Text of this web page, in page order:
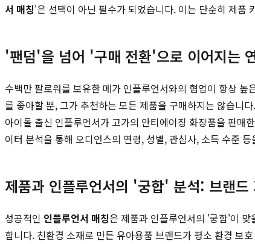
서 매칭'은 선택이 아닌 필수가 되었습니다. 이는 단순히 제품
'팬덤'을 넘어 '구매 전환'으로 이어지는
수백만 팔로워를 보유한 메가 인플루언서와의 협업이 항상
를 좋아할 뿐, 그가 추천하는 모든 제품을 구매하지는 않습니
아이돌 출신 인플루언서가 고가의 안티에이징 화장품을 판매
이터 분석을 통해 오디언스의 연령, 성별, 관심사, 소득 수준
제품과 인플루언서의 '궁합' 분석: 브랜드
성공적인 인플루언서 매칭은 제품과 인플루언서의 '궁합'이
합니다. 친환경 소재로 만든 유아용품 브랜드가 평소 환경 보